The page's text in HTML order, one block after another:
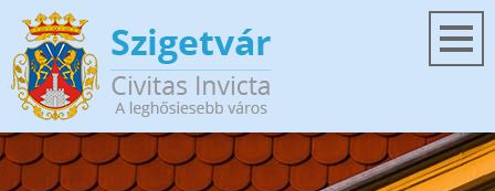
Ugrás a tartalomra